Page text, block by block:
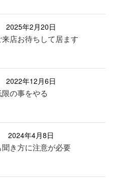
2025年2月20日
店お待ちして居ます
2022年12月6日
の事をやる
2024年4月8日
き方に注意が必要